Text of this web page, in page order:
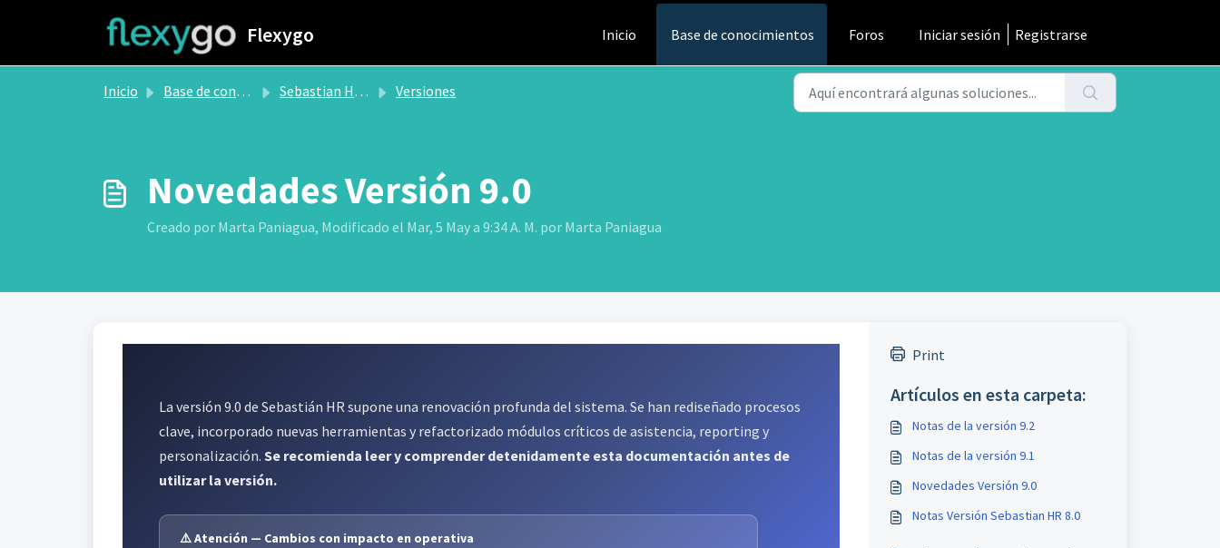
Flexygo Inicio Base de conocimientos Foros Iniciar sesión Registrarse
Inicio Base de conocimientos Sebastian HR by flexygo Versiones
Novedades Versión 9.0
Creado por Marta Paniagua, Modificado el Mar, 5 May a 9:34 A. M. por Marta Paniagua
La versión 9.0 de Sebastián HR supone una renovación profunda del sistema. Se han rediseñado procesos
clave, incorporado nuevas herramientas y refactorizado módulos críticos de asistencia, reporting y
personalización. Se recomienda leer y comprender detenidamente esta documentación antes de
utilizar la versión.
⚠️ Atención — Cambios con impacto en operativa
Print
Artículos en esta carpeta:
Notas de la versión 9.2
Notas de la versión 9.1
Novedades Versión 9.0
Notas Versión Sebastian HR 8.0